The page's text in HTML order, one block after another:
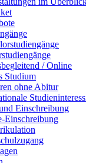
/ Online
Studium
ohne Abitur
Einschreibung
Einschreibung